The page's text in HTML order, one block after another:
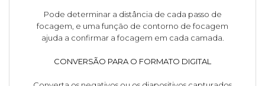
Pode determinar a distância de cada passo de
focagem, e uma função de contorno de focagem
ajuda a confirmar a focagem em cada camada.
CONVERSÃO PARA O FORMATO DIGITAL